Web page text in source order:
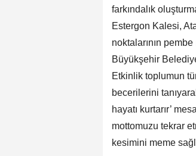
farkındalık
Estergon Kalesi,
noktalarının
Büyükşehir
Etkinlik toplumun
becerilerini
hayatı kurtarır’
mottomuzu tekrar
kesimini meme